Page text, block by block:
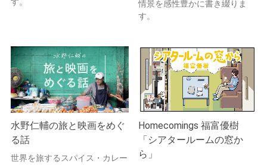
す。
情景を感性豊かに書き綴りま
す。
水野仁輔の旅と映画をめぐ
る話
世界を旅するスパイス・カレー
Homecomings 福富優樹
「シアタールームの窓か
ら」